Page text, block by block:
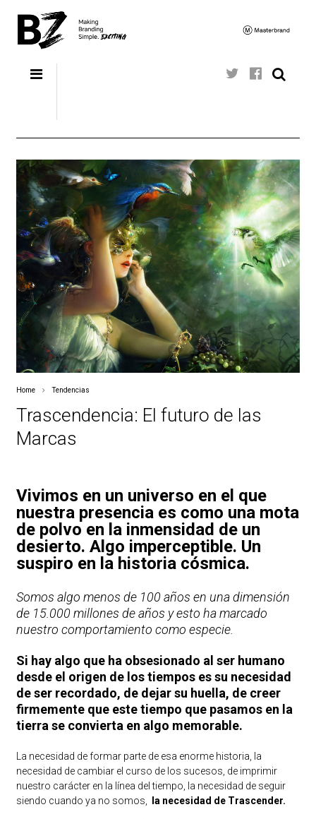
Home Tendencias
Trascendencia: El futuro de las
Marcas
Vivimos en un universo en el que
nuestra presencia es como una mota
de polvo en la inmensidad de un
desierto. Algo imperceptible. Un
suspiro en la historia cósmica.
Somos algo menos de 100 años en una dimensión
de 15.000 millones de años y esto ha marcado
nuestro comportamiento como especie.
Si hay algo que ha obsesionado al ser humano
desde el origen de los tiempos es su necesidad
de ser recordado, de dejar su huella, de creer
firmemente que este tiempo que pasamos en la
tierra se convierta en algo memorable.
La necesidad de formar parte de esa enorme historia, la
necesidad de cambiar el curso de los sucesos, de imprimir
nuestro carácter en la línea del tiempo, la necesidad de seguir
siendo cuando ya no somos,
la necesidad de Trascender.